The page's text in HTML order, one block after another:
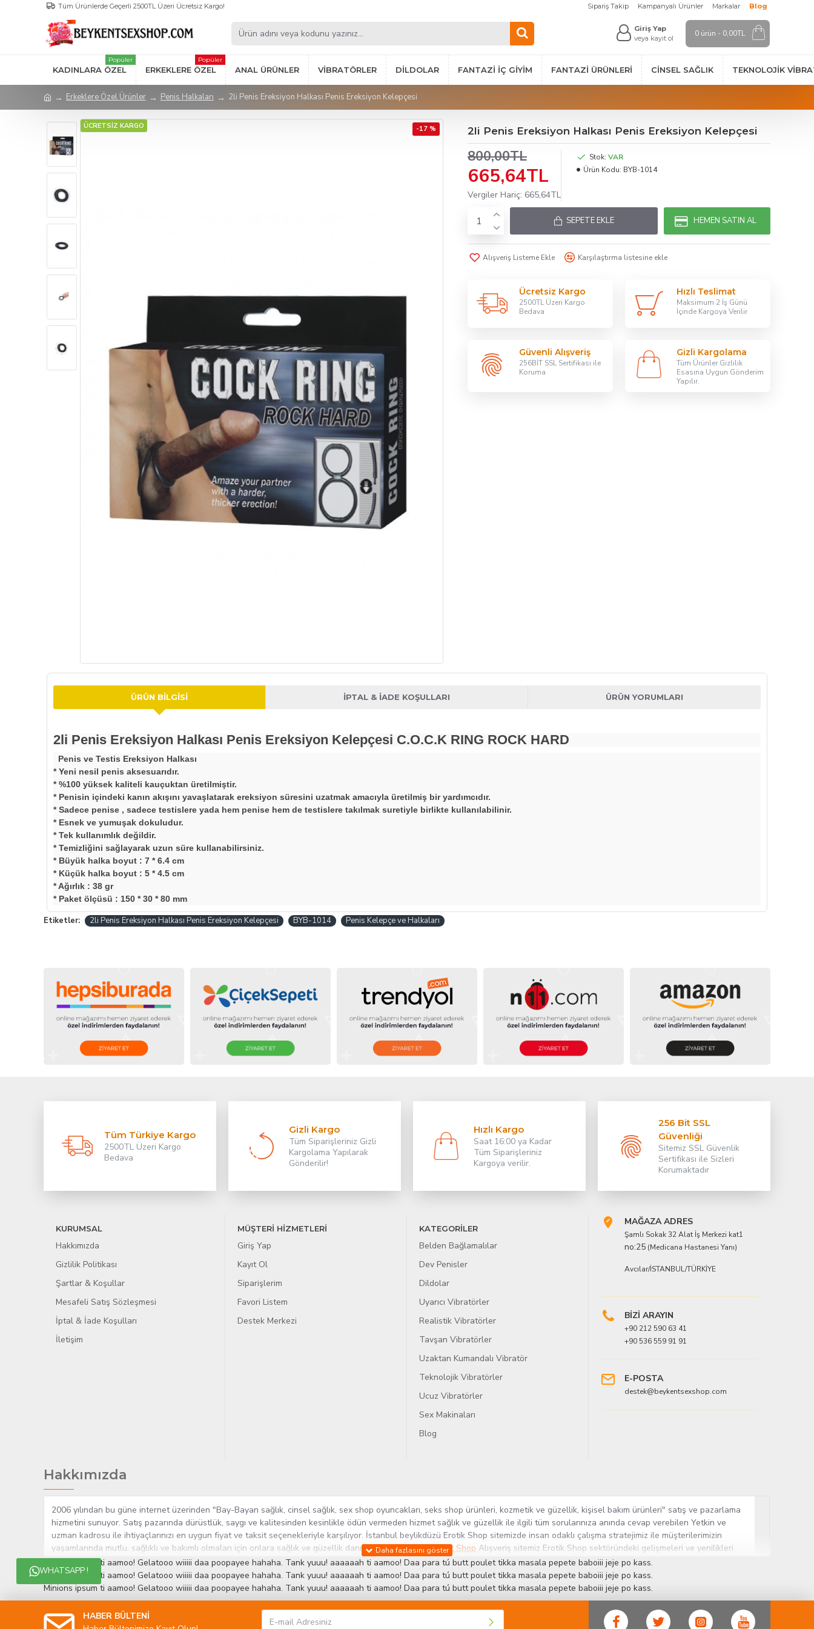
Tüm Ürünlerde Geçerli 2500TL Üzeri Ücretsiz Kargo! Sipariş Takip Kampanyalı Ürünler Markalar Blog
Giriş Yap
veya kayıt ol
0 ürün - 0,00TL
KADINLARA ÖZEL
Popüler
ERKEKLERE ÖZEL
Popüler
ANAL ÜRÜNLER VIBRATÖRLER DILDOLAR FANTAZI İÇ GIYIM FANTAZI ÜRÜNLERI CINSEL SAĞLIK TEKNOLOJIK
Erkeklere Özel Ürünler Penis Halkaları 2li Penis Ereksiyon Halkası Penis Ereksiyon Kelepçesi
ÜCRETSİZ KARGO -17 % 2li Penis Ereksiyon Halkası Penis Ereksiyon Kelepçesi
665,64TL
800,00TL
Vergiler Hariç: 665,64TL
Stok: VAR
Ürün Kodu: BYB-1014
SEPETE EKLE HEMEN SATIN AL
Alışveriş Listeme Ekle Karşılaştırma listesine ekle
Ücretsiz Kargo
2500TL Üzeri Kargo
Bedava
Hızlı Teslimat
Maksimum 2 İş Günü
İçinde Kargoya Verilir
Güvenli Alışveriş
256BİT SSL Sertifikası ile
Koruma
Gizli Kargolama
Tüm Ürünler Gizlilik
Esasına Uygun Gönderim
Yapılır.
ÜRÜN BILGISI İPTAL & İADE KOŞULLARI ÜRÜN YORUMLARI
2li Penis Ereksiyon Halkası Penis Ereksiyon Kelepçesi C.O.C.K RING ROCK HARD
Penis ve Testis Ereksiyon Halkası
* Yeni nesil penis aksesuarıdır.
* %100 yüksek kaliteli kauçuktan üretilmiştir.
* Penisin içindeki kanın akışını yavaşlatarak ereksiyon süresini uzatmak amacıyla üretilmiş bir yardımcıdır.
* Sadece penise , sadece testislere yada hem penise hem de testislere takılmak suretiyle birlikte kullanılabilinir.
* Esnek ve yumuşak dokuludur.
* Tek kullanımlık değildir.
* Temizliğini sağlayarak uzun süre kullanabilirsiniz.
* Büyük halka boyut : 7 * 6.4 cm
* Küçük halka boyut : 5 * 4.5 cm
* Ağırlık : 38 gr
* Paket ölçüsü : 150 * 30 * 80 mm
Etiketler: 2li Penis Ereksiyon Halkası Penis Ereksiyon Kelepçesi BYB-1014 Penis Kelepçe ve Halkaları
WHATSAPP !
Tüm Türkiye Kargo
2500TL Üzeri Kargo
Bedava
Gizli Kargo
Tüm Siparişleriniz Gizli
Kargolama Yapılarak
Gönderilir!
Hızlı Kargo
Saat 16:00 ya Kadar
Tüm Siparişleriniz
Kargoya verilir.
256 Bit SSL
Güvenliği
Sitemiz SSL Güvenlik
Sertifikası ile Sizleri
Korumaktadır
KURUMSAL
Hakkımızda
Gizlilik Politikası
Şartlar & Koşullar
Mesafeli Satış Sözleşmesi
İptal & İade Koşulları
İletişim
MÜŞTERİ HİZMETLERİ
Giriş Yap
Kayıt Ol
Siparişlerim
Favori Listem
Destek Merkezi
KATEGORİLER
Belden Bağlamalılar
Dev Penisler
Dildolar
Uyarıcı Vibratörler
Realistik Vibratörler
Tavşan Vibratörler
Uzaktan Kumandalı Vibratör
Teknolojik Vibratörler
Ucuz Vibratörler
Sex Makinaları
Blog
MAĞAZA ADRES
Şamlı Sokak 32 Alat İş Merkezi kat1
no:25 (Medicana Hastanesi Yanı)
Avcılar/İSTANBUL/TÜRKİYE
BİZİ ARAYIN
+90 212 590 63 41
+90 536 559 91 91
E-POSTA
destek@beykentsexshop.com
Hakkımızda
2006 yılından bu güne internet üzerinden "Bay-Bayan sağlık, cinsel sağlık, sex shop oyuncakları, seks shop ürünleri, kozmetik ve güzellik, kişisel bakım ürünleri" satış ve pazarlama
hizmetini sunuyor. Satış pazarında dürüstlük, saygı ve kalitesinden kesinlikle ödün vermeden hizmet sağlık ve güzellik ile ilgili tüm sorularınıza anında cevap verebilen Yetkin ve
uzman kadrosu ile ihtiyaçlarınızı en uygun fiyat ve taksit seçenekleriyle karşılıyor. İstanbul beylikdüzü Erotik Shop sitemizde insan odaklı çalışma stratejimiz ile müşterilerimizin
yaşamlarında mutlu, sağlıklı ve bakımlı olmaları için onlara sağlık ve güzellik danışmanlığı sağlıyoruz.Sex Shop Alışveriş sitemiz Erotik Shop sektöründeki gelişmeleri ve yenilikleri
çok yakından takip etmesi, yaklaşık 5000'e yakın geniş ürün yelpazesi ile Türkiye'de bu sektörde kendi alanımızda en geniş ürün gurubuna sahip ender mağazalardan biri olması,
müşteri memnuniyetini her zaman ön planda tutan yaklaşımcı ve yenilikçi servislerin geliştirilmesi konusundaki becerileri ile kendisine Cinsel Ürün hayatında lider ve kalıcı bir yer
edinmiştir.
Minions ipsum ti aamoo! Gelatooo wiiiii daa poopayee hahaha. Tank yuuu! aaaaaah ti aamoo! Daa para tú butt poulet tikka masala pepete baboiii jeje po kass.
Minions ipsum ti aamoo! Gelatooo wiiiii daa poopayee hahaha. Tank yuuu! aaaaaah ti aamoo! Daa para tú butt poulet tikka masala pepete baboiii jeje po kass.
Minions ipsum ti aamoo! Gelatooo wiiiii daa poopayee hahaha. Tank yuuu! aaaaaah ti aamoo! Daa para tú butt poulet tikka masala pepete baboiii jeje po kass.
HABER BÜLTENİ